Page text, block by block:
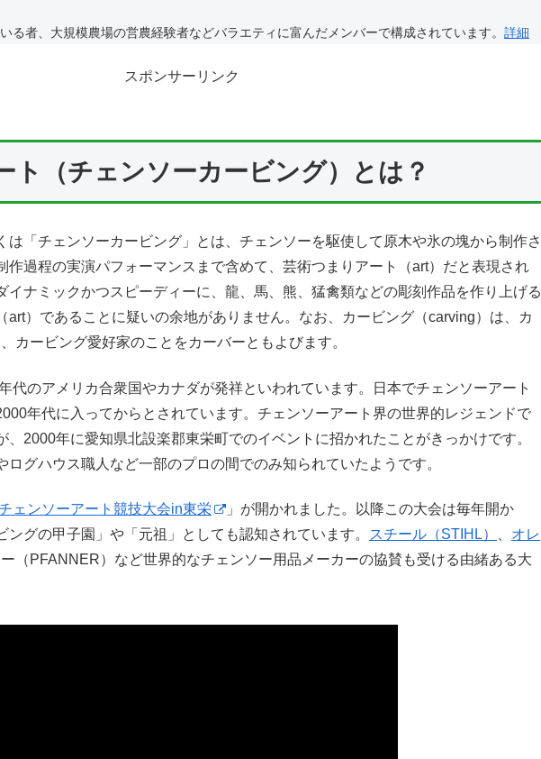
る者、大規模農場の営農経験者などバラエティに富んだメンバーで構成されています。 詳細
スポンサーリンク
ト（チェンソーカービング）とは？
は「チェンソーカービング」とは、チェンソーを駆使して原木や氷の塊から制作さ
作過程の実演パフォーマンスまで含めて、芸術つまりアート（art）だと表現され
イナミックかつスピーディーに、龍、馬、熊、猛禽類などの彫刻作品を作り上げる
art）であることに疑いの余地がありません。なお、カービング（carving）は、カ
カービング愛好家のことをカーバーともよびます。
代のアメリカ合衆国やカナダが発祥といわれています。日本でチェンソーアート
年代に入ってからとされています。チェンソーアート界の世界的レジェンドで
、2000年に愛知県北設楽郡東栄町でのイベントに招かれたことがきっかけです。
ログハウス職人など一部のプロの間でのみ知られていたようです。
ェンソーアート競技大会in東栄
」が開かれました。以降この大会は毎年開か
ングの甲子園」や「元祖」としても認知されています。
スチール（STIHL）
オレ
ー（PFANNER）など世界的なチェンソー用品メーカーの協賛も受ける由緒ある大